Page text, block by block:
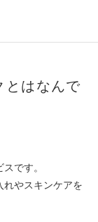
とはなんで
です。
やスキンケアを